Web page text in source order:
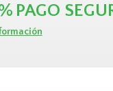
PAGO